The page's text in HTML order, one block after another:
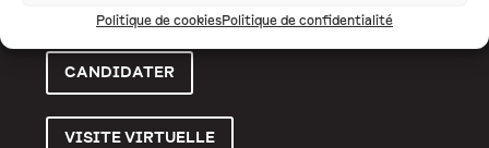
Politique de cookiesPolitique de confidentialité
CANDIDATER
VISITE VIRTUELLE